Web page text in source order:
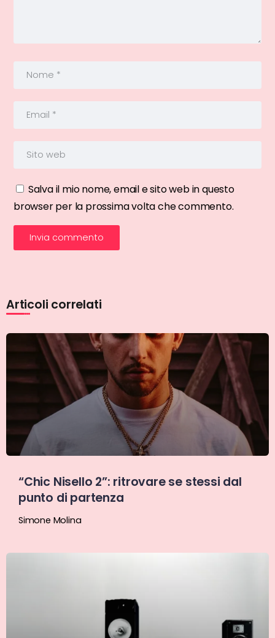
Salva il mio nome, email e sito web in questo
browser per la prossima volta che commento.
Articoli correlati
“Chic Nisello 2”: ritrovare se stessi dal
punto di partenza
Simone Molina